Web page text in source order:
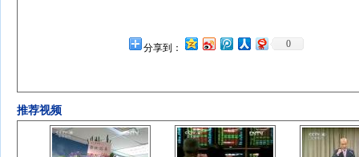
分享到： 0
推荐视频